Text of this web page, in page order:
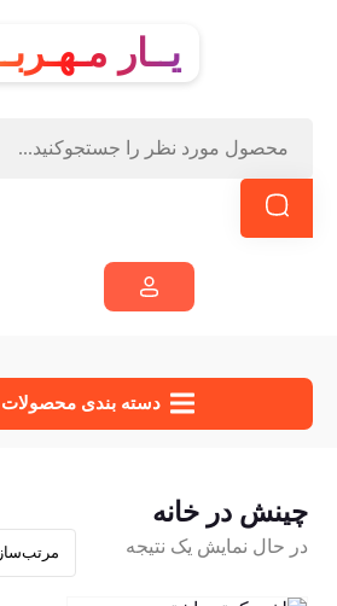
یــار
دسته‌ بندی محصولات
چینش در خانه
در حال نمایش یک نتیجه